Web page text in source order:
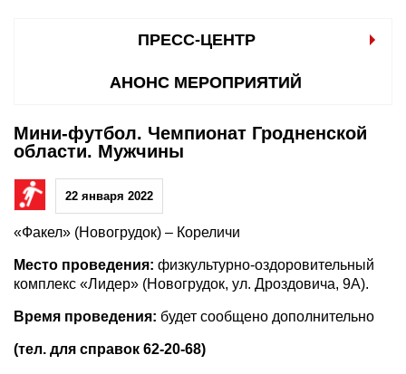
ПРЕСС-ЦЕНТР
АНОНС МЕРОПРИЯТИЙ
Мини-футбол. Чемпионат Гродненской
области. Мужчины
22 января 2022
«Факел» (Новогрудок) – Кореличи
Место проведения: физкультурно-оздоровительный
комплекс «Лидер» (Новогрудок, ул. Дроздовича, 9А).
Время проведения: будет сообщено дополнительно
(тел. для справок 62-20-68)